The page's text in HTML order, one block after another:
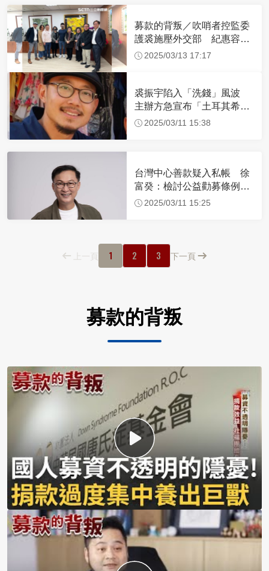
募款的背叛／吹哨者控監委
護裘施壓外交部 紀惠容：
釐清案情並無施壓
2025/03/13 17:17
裘振宇陷入「洗錢」風波
主辦方急宣布「土耳其希望
工程講座」取消
2025/03/11 15:38
台灣中心善款疑入私帳 徐
富癸：檢討公益勸募條例的
漏洞2025/03/11 15:25
上一頁 1 2 3 下一頁
募款的背叛